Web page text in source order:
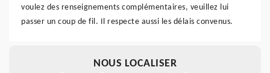
voulez des renseignements complémentaires, veuillez lui
passer un coup de fil. Il respecte aussi les délais convenus.
NOUS LOCALISER